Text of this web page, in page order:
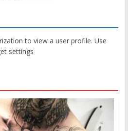
to view a user profile. Use
settings